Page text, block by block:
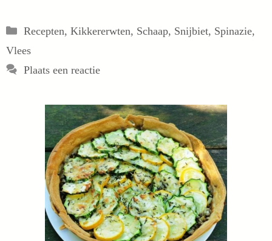
Categorieën
Recepten, Kikkererwten, Schaap, Snijbiet, Spinazie,
Vlees
Plaats een reactie